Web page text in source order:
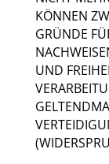
KÖNNEN
GRÜNDE
UND